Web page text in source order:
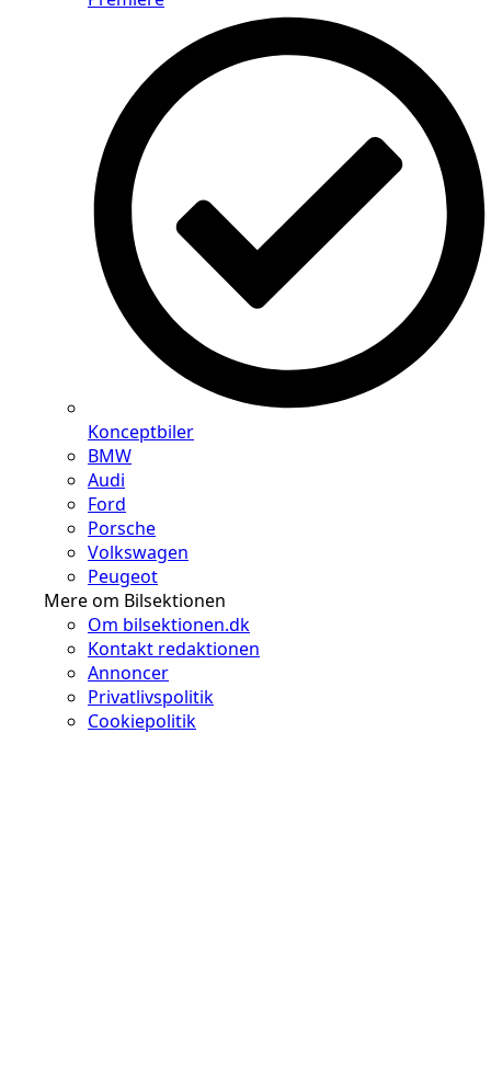
Konceptbiler
BMW
Audi
Ford
Porsche
Volkswagen
Peugeot
Mere om Bilsektionen
Om bilsektionen.dk
Kontakt redaktionen
Annoncer
Privatlivspolitik
Cookiepolitik